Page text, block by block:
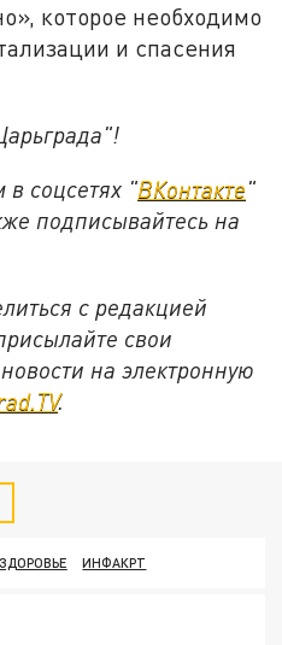
которое необходимо
и спасения
в соцсетях "ВКонтакте"
подписывайтесь на
с редакцией
свои
на электронную
.
ЗДОРОВЬЕ ИНФАКРТ